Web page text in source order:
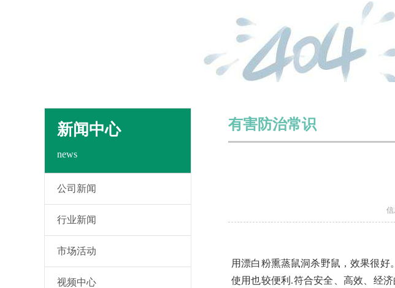
新闻中心
news
公司新闻
行业新闻
市场活动
视频中心
有害防治常识
信
用漂白粉熏蒸鼠洞杀野鼠，效果很
使用也较便利.符合安全、高效、经